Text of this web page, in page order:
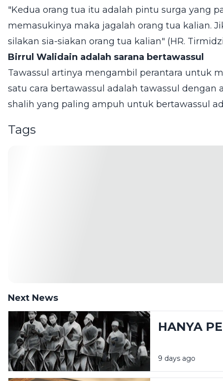
"Kedua orang tua itu adalah pintu surga yang
memasukinya maka jagalah orang tua kalian.
silakan sia-siakan orang tua kalian" (HR.
Birrul Walidain adalah sarana bertawassul
Tawassul artinya mengambil perantara untuk
satu cara bertawassul adalah tawassul dengan
shalih yang paling ampuh untuk bertawassul
Tags
Next News
HANYA
9 days ago